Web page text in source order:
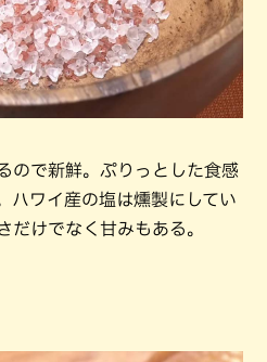
ので新鮮。ぷりっとした食感
ハワイ産の塩は燻製にしてい
だけでなく甘みもある。